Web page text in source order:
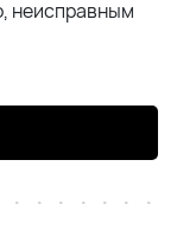
неисправным